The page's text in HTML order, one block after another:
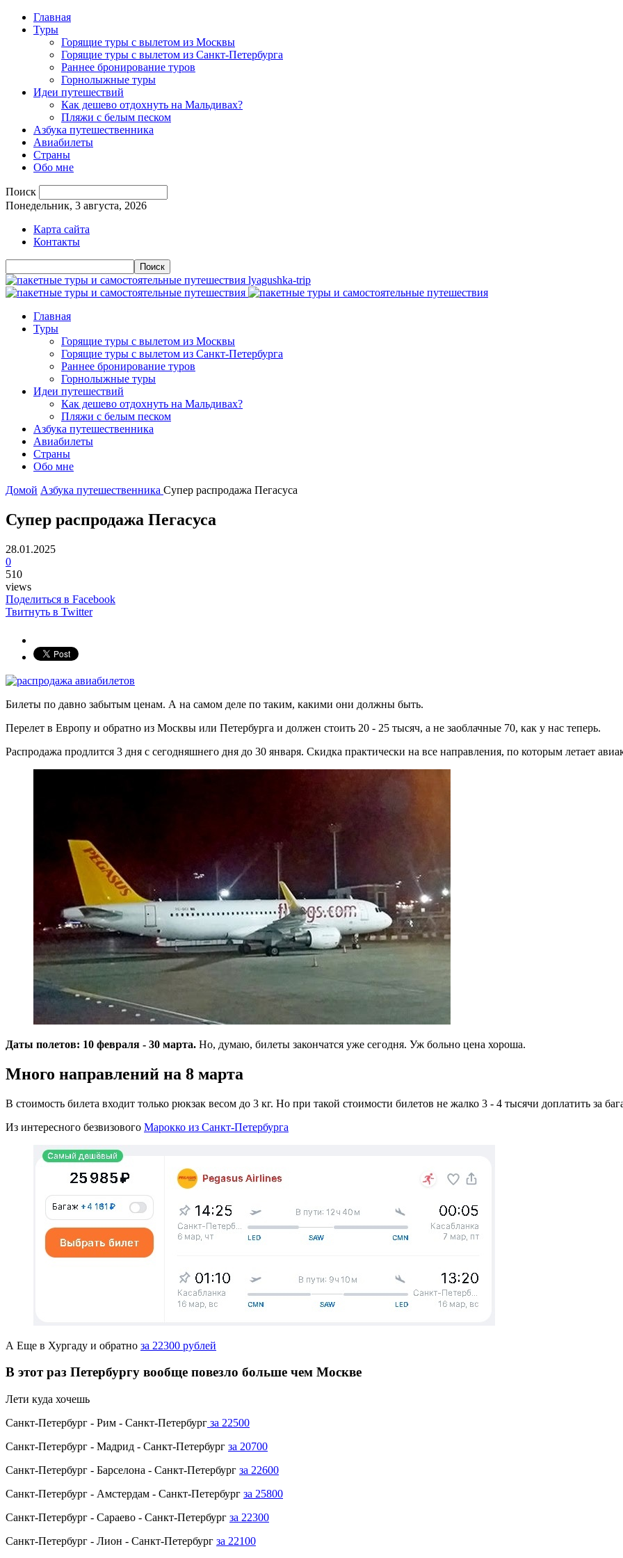
Главная
Туры
Горящие туры с вылетом из Москвы
Горящие туры с вылетом из Санкт-Петербурга
Раннее бронирование туров
Горнолыжные туры
Идеи путешествий
Как дешево отдохнуть на Мальдивах?
Пляжи с белым песком
Азбука путешественника
Авиабилеты
Страны
Обо мне
Поиск
Понедельник, 3 августа, 2026
Карта сайта
Контакты
lyagushka-trip
Главная
Туры
Горящие туры с вылетом из Москвы
Горящие туры с вылетом из Санкт-Петербурга
Раннее бронирование туров
Горнолыжные туры
Идеи путешествий
Как дешево отдохнуть на Мальдивах?
Пляжи с белым песком
Азбука путешественника
Авиабилеты
Страны
Обо мне
Домой Азбука путешественника Супер распродажа Пегасуса
Супер распродажа Пегасуса
28.01.2025
0
510
views
Поделиться в Facebook
Твитнуть в Twitter
Билеты по давно забытым ценам. А на самом деле по таким, какими они должны быть.
Перелет в Европу и обратно из Москвы или Петербурга и должен стоить 20 - 25 тысяч, а не заоблачные 70, как у нас теперь.
Распродажа продлится 3 дня с сегодняшнего дня до 30 января. Скидка практически на все направления, по которым летает
Даты полетов: 10 февраля - 30 марта. Но, думаю, билеты закончатся уже сегодня. Уж больно цена хороша.
Много направлений на 8 марта
В стоимость билета входит только рюкзак весом до 3 кг. Но при такой стоимости билетов не жалко 3 - 4 тысячи доплатить за
Из интересного безвизового Марокко из Санкт-Петербурга
А Еще в Хургаду и обратно за 22300 рублей
В этот раз Петербургу вообще повезло больше чем Москве
Лети куда хочешь
Санкт-Петербург - Рим - Санкт-Петербург за 22500
Санкт-Петербург - Мадрид - Санкт-Петербург за 20700
Санкт-Петербург - Барселона - Санкт-Петербург за 22600
Санкт-Петербург - Амстердам - Санкт-Петербург за 25800
Санкт-Петербург - Сараево - Санкт-Петербург за 22300
Санкт-Петербург - Лион - Санкт-Петербург за 22100